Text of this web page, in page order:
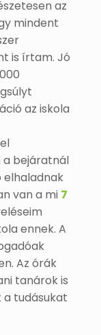
az
mindent
is írtam. Jó
az iskola
bejáratnál
elhaladnak
van a mi 7
ennek. A
Az órák
tanárok is
tudásukat